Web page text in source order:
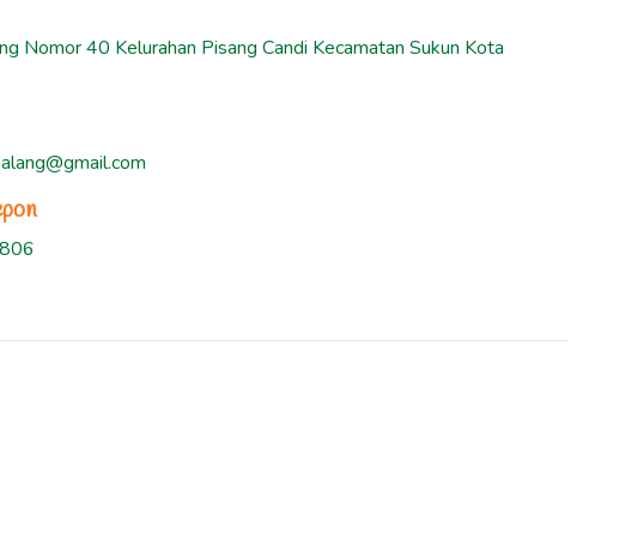
Nomor 40 Kelurahan Pisang Candi Kecamatan Sukun Kota